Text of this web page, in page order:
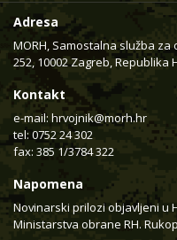
Adresa
MORH, Samostalna služba
252, 10002 Zagreb, Republika
Kontakt
e-mail: hrvojnik@morh.hr
tel: 0752 24 302
fax: 385 1/3784 322
Napomena
Novinarski prilozi objavljeni u
Ministarstva obrane RH.